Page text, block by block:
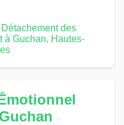
des
à Guchan, Hautes-